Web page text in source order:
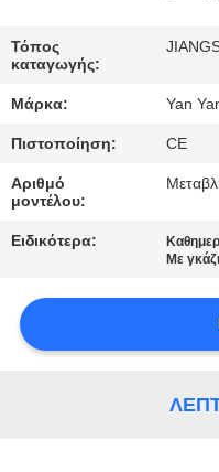
ΈΛΕΓΧΟΣ
ΠΟΙΌΤΗΤΑΣ
ΕΙΔΉΣΕΙΣ
ΖΗΤΉΣΤΕ
ΠΡΟΣΦΟΡΆ
Τόπος
καταγωγής:
Μάρκα: Yan
Πιστοποίηση: CE
Αριθμό
μοντέλου:
Ειδικότερα:
Με